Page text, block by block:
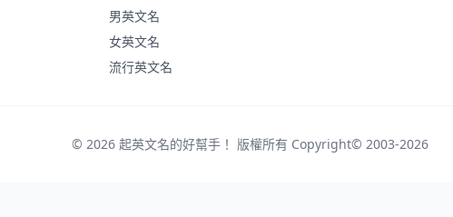
男英文名
女英文名
流行英文名
© 2026 起英文名的好幫手！ 版權所有 Copyright© 2003-2026